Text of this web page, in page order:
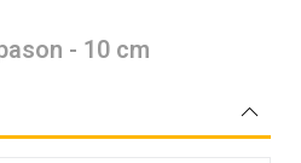
- 10 cm